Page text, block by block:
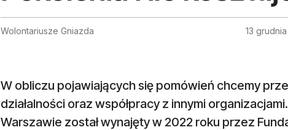
Wolontariusze Gniazda 13
W obliczu pojawiających się pomówień chcemy
działalności oraz współpracy z innymi
Warszawie został wynajęty w 2022 roku przez